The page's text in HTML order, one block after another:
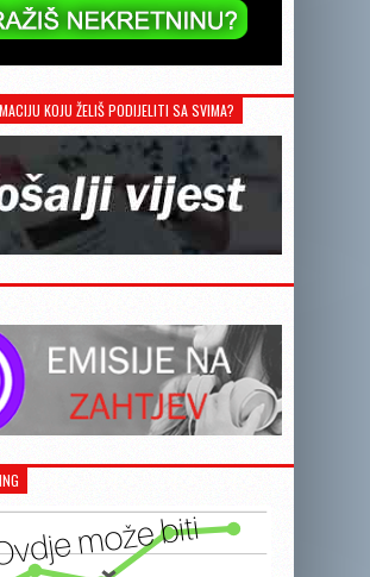
KOJU ŽELIŠ PODIJELITI SA SVIMA?